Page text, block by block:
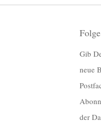
Gib
neue
der